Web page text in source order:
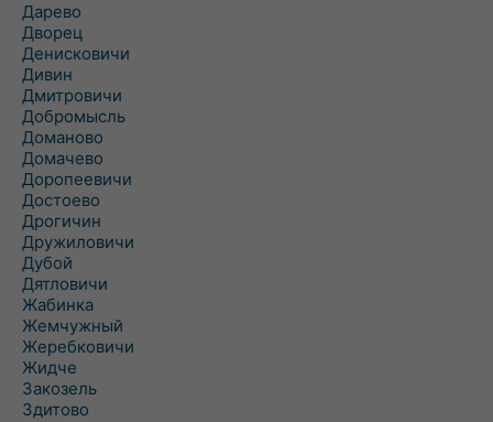
Дарево
Дворец
Денисковичи
Дивин
Дмитровичи
Добромысль
Доманово
Домачево
Доропеевичи
Достоево
Дрогичин
Дружиловичи
Дубой
Дятловичи
Жабинка
Жемчужный
Жеребковичи
Жидче
Закозель
Здитово